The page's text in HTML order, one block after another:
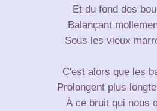
Et du fond des
Balançant
Sous les vieux
C'est alors que les
Prolongent plus
À ce bruit qui nous